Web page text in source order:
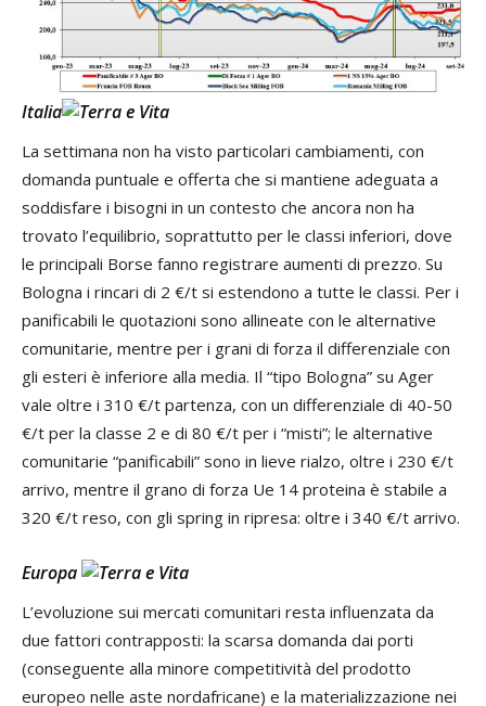
Italia
La settimana non ha visto particolari cambiamenti, con
domanda puntuale e offerta che si mantiene adeguata a
soddisfare i bisogni in un contesto che ancora non ha
trovato l’equilibrio, soprattutto per le classi inferiori, dove
le principali Borse fanno registrare aumenti di prezzo. Su
Bologna i rincari di 2 €/t si estendono a tutte le classi. Per i
panificabili le quotazioni sono allineate con le alternative
comunitarie, mentre per i grani di forza il differenziale con
gli esteri è inferiore alla media. Il “tipo Bologna” su Ager
vale oltre i 310 €/t partenza, con un differenziale di 40-50
€/t per la classe 2 e di 80 €/t per i “misti”; le alternative
comunitarie “panificabili” sono in lieve rialzo, oltre i 230 €/t
arrivo, mentre il grano di forza Ue 14 proteina è stabile a
320 €/t reso, con gli spring in ripresa: oltre i 340 €/t arrivo.
Europa
L’evoluzione sui mercati comunitari resta influenzata da
due fattori contrapposti: la scarsa domanda dai porti
(conseguente alla minore competitività del prodotto
europeo nelle aste nordafricane) e la materializzazione nei